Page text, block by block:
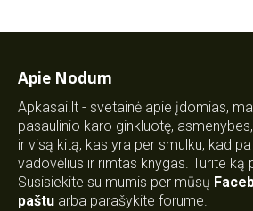
Apie Nodum
Apkasai.lt - svetainė apie įdomias,
pasaulinio karo ginkluotę,
ir visą kitą, kas yra per smulku, kad
vadovėlius ir rimtas knygas. Turite ką
Susisiekite su mumis per mūsų
paštu arba parašykite forume.